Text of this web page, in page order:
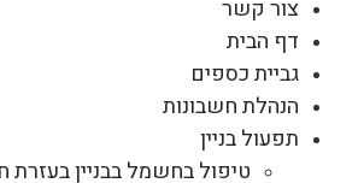
צור קשר
דף הבית
גביית כספים
הנהלת חשבונות
תפעול בניין
טיפול בחשמל בבניין בעזרת